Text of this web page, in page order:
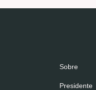
Sobre
Presidente